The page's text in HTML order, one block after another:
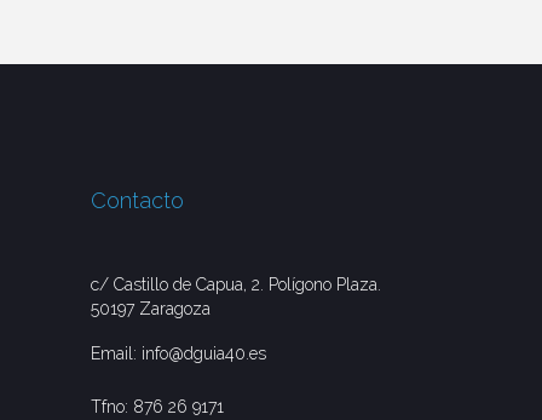
Contacto
c/ Castillo de Capua, 2. Polígono Plaza.
50197 Zaragoza
Email: info@dguia40.es
Tfno: 876 26 9171